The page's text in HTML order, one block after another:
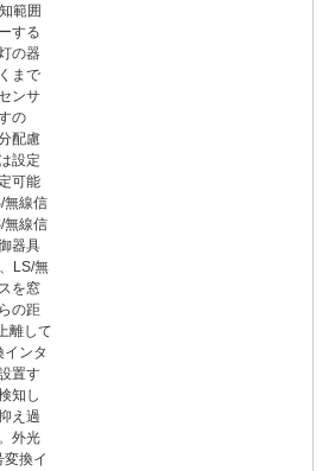
範囲
する
の器
まで
ンサ
の
配慮
設定
可能
無線信
無線信
器具
LS/無
を窓
の距
離して
インタ
置す
知し
え過
外光
換イ